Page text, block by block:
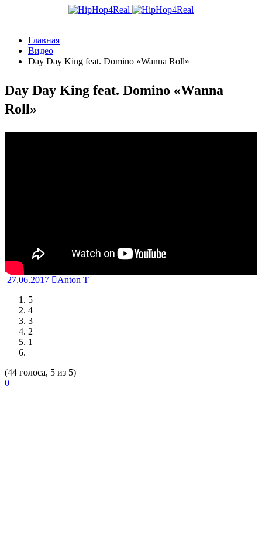
Главная
Видео
Day Day King feat. Domino «Wanna Roll»
Day Day King feat. Domino «Wanna
Roll»
27.06.2017
Anton T
5
4
3
2
1
(44 голоса, 5 из 5)
0